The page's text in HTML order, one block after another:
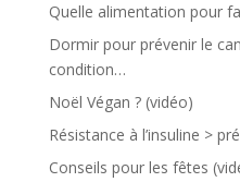
Quelle alimentation pour
Dormir pour prévenir le
condition…
Noël Végan ? (vidéo)
Résistance à l’insuline >
Conseils pour les fêtes